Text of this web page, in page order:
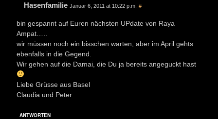
Hasenfamilie Januar 6, 2011 at 10:22 p.m. #
bin gespannt auf Euren nächsten UPdate von Raya
Ampat…..
wir müssen noch ein bisschen warten, aber im April gehts
ebenfalls in die Gegend.
Wir gehen auf die Damai, die Du ja bereits angeguckt hast
Liebe Grüsse aus Basel
Claudia und Peter
ANTWORTEN